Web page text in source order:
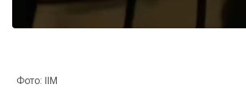
Фото: ІІМ